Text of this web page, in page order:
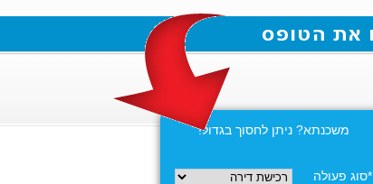
משכנתא? ניתן לחסוך בגדול!
*סוג פעולה